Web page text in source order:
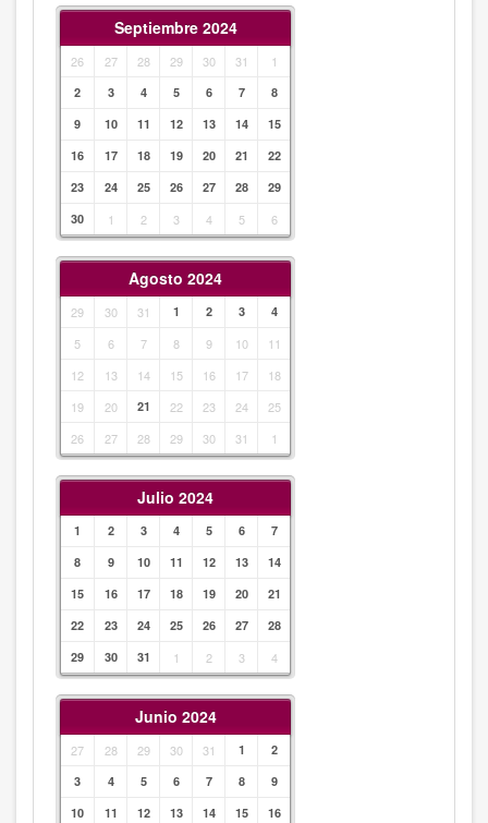
Septiembre 2024
26 27 28 29 30 31 1
2 3 4 5 6 7
8
9
10 11 12 13 14
15
16
17 18 19 20 21
22
23
24 25 26 27 28
29
30
1 2 3 4 5 6
Agosto 2024
29 30 31 1 2 3 4
5 6 7 8 9 10
11
12
13 14 15 16 17
18
19
20 21 22 23 24
25
26
27 28 29 30 31 1
Julio 2024
1 2 3 4 5 6
7
8
9 10 11 12 13
14
15
16 17 18 19 20
21
22
23 24 25 26 27
28
29
30 31 1 2 3 4
Junio 2024
27 28 29 30 31 1
2
3
4 5 6 7 8
9
10
11 12 13 14 15
16